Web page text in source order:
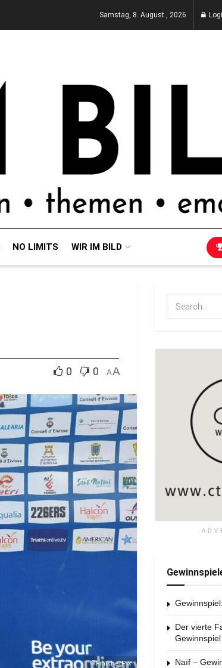
Samstag, 8. August , 2026
NO LIMITS WIR IM BILD
0 0 AA
©FinisherPix
Der vierte
Gewinnspiel
Naïf –